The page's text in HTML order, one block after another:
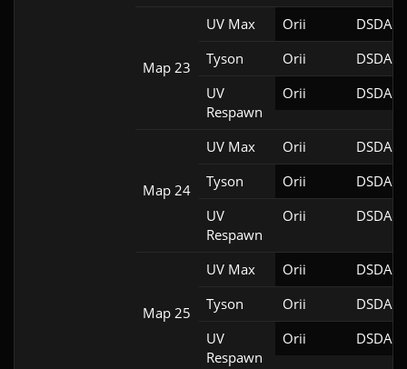
Map 23
UV Max Orii
DSDA-
Tyson
Orii
DSDA-
UV
Respawn
Orii DSDA-
Map 24
UV Max Orii
DSDA-
Tyson
Orii
DSDA-
UV
Respawn
Orii DSDA-
Map 25
UV Max Orii
DSDA-
Tyson
Orii
DSDA-
UV
Respawn
Orii DSDA-